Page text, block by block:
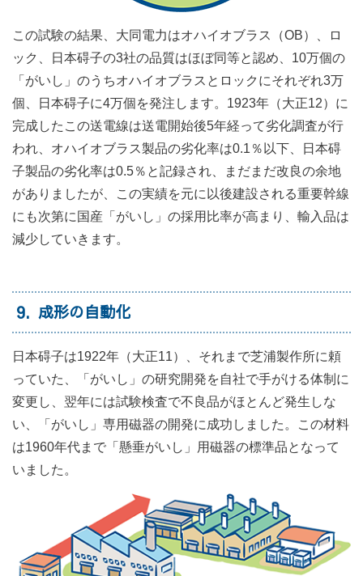
この試験の結果、大同電力はオハイオブラス（OB）、ロ
ック、日本碍子の3社の品質はほぼ同等と認め、10万個の
「がいし」のうちオハイオブラスとロックにそれぞれ3万
個、日本碍子に4万個を発注します。1923年（大正12）に
完成したこの送電線は送電開始後5年経って劣化調査が行
われ、オハイオブラス製品の劣化率は0.1％以下、日本碍
子製品の劣化率は0.5％と記録され、まだまだ改良の余地
がありましたが、この実績を元に以後建設される重要幹線
にも次第に国産「がいし」の採用比率が高まり、輸入品は
減少していきます。
9 成形の自動化
日本碍子は1922年（大正11）、それまで芝浦製作所に頼
っていた、「がいし」の研究開発を自社で手がける体制に
変更し、翌年には試験検査で不良品がほとんど発生しな
い、「がいし」専用磁器の開発に成功しました。この材料
は1960年代まで「懸垂がいし」用磁器の標準品となって
いました。